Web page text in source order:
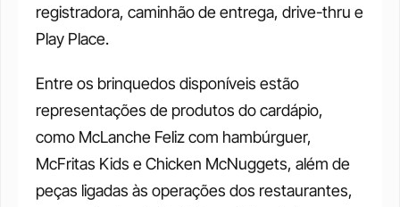
registradora, caminhão de entrega, drive-thru e
Play Place.
Entre os brinquedos disponíveis estão
representações de produtos do cardápio,
como McLanche Feliz com hambúrguer,
McFritas Kids e Chicken McNuggets, além de
peças ligadas às operações dos restaurantes,